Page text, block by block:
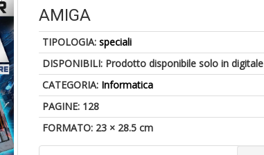
AMIGA
TIPOLOGIA:speciali
DISPONIBILI: Prodotto disponibile solo in digitale
CATEGORIA: Informatica
PAGINE: 128
FORMATO: 23 × 28.5 cm